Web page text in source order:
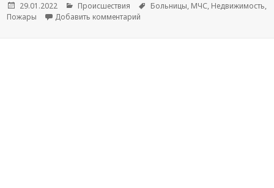
Опубликовано
29.01.2022 Рубрики
Происшествия Метки
Больницы, МЧС, Недвижимость,
Пожары
Добавить комментарий